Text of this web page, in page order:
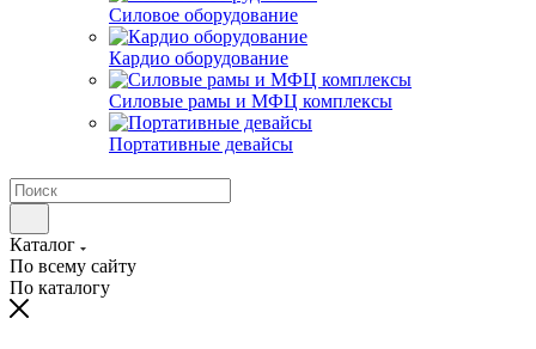
Силовое оборудование
Кардио оборудование
Силовые рамы и МФЦ комплексы
Портативные девайсы
Каталог
По всему сайту
По каталогу